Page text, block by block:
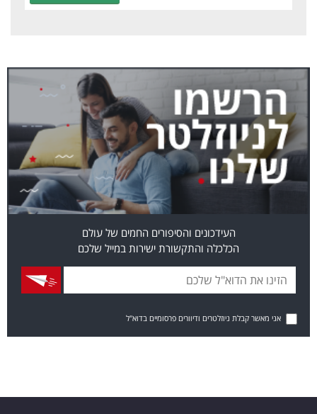
העידכונים והסיפורים החמים של עולם
הכלכלה והתקשורת ישירות במייל שלכם
אני מאשר קבלת ניוזלטרים ודיוורים פרסומיים בדוא"ל